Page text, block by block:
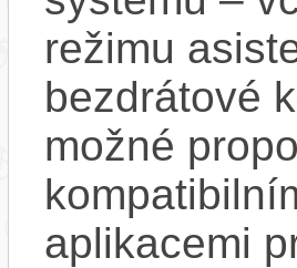
režimu
bezdrátové
možné
aplikacemi